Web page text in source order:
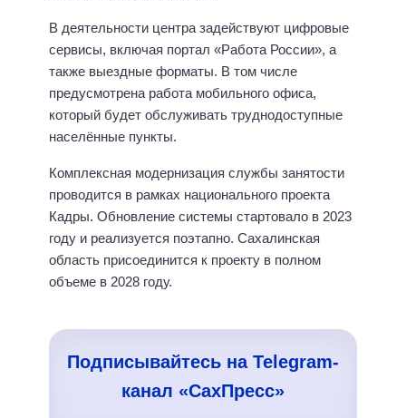
В деятельности центра задействуют цифровые
сервисы, включая портал «Работа России», а
также выездные форматы. В том числе
предусмотрена работа мобильного офиса,
который будет обслуживать труднодоступные
населённые пункты.
Комплексная модернизация службы занятости
проводится в рамках национального проекта
Кадры. Обновление системы стартовало в 2023
году и реализуется поэтапно. Сахалинская
область присоединится к проекту в полном
объеме в 2028 году.
Подписывайтесь на Telegram-
канал «СахПресс»